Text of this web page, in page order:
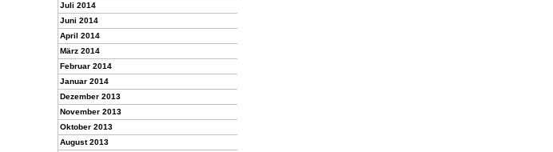
Juli 2014
Juni 2014
April 2014
März 2014
Februar 2014
Januar 2014
Dezember 2013
November 2013
Oktober 2013
August 2013